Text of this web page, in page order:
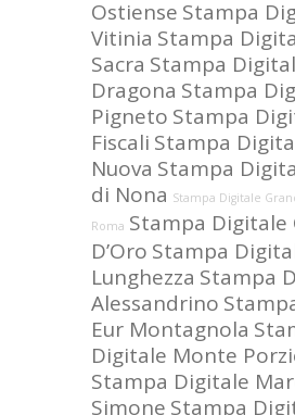
Ostiense Stampa
Vitinia Stampa
Sacra Stampa
Dragona Stampa
Pigneto Stampa
Fiscali Stampa
Nuova Stampa
di Nona Stampa Digitale
Roma Stampa Digitale
D’Oro Stampa
Lunghezza Stampa
Alessandrino
Eur Montagnola
Digitale Monte
Stampa Digitale
Simone Stampa